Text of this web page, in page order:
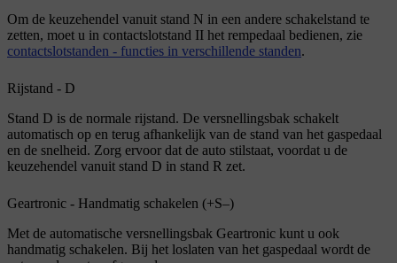
Om de keuzehendel vanuit stand N in een andere schakelstand te
zetten, moet u in contactslotstand II het rempedaal bedienen, zie
contactslotstanden - functies in verschillende standen.
Rijstand - D
Stand D is de normale rijstand. De versnellingsbak schakelt
automatisch op en terug afhankelijk van de stand van het gaspedaal
en de snelheid. Zorg ervoor dat de auto stilstaat, voordat u de
keuzehendel vanuit stand D in stand R zet.
Geartronic - Handmatig schakelen (+S–)
Met de automatische versnellingsbak Geartronic kunt u ook
handmatig schakelen. Bij het loslaten van het gaspedaal wordt de